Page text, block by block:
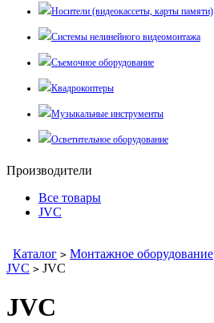
Носители (видеокассеты, карты памяти)
Системы нелинейного видеомонтажа
Съемочное оборудование
Квадрокоптеры
Музыкальные инструменты
Осветительное оборудование
Производители
Все товары
JVC
Каталог > Монтажное оборудование
JVC > JVC
JVC